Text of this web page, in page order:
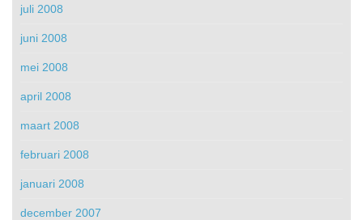
juli 2008
juni 2008
mei 2008
april 2008
maart 2008
februari 2008
januari 2008
december 2007